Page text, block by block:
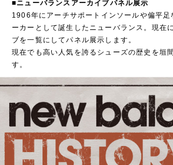
■ニューバランスアーカイブパネル展示
1906年にアーチサポートインソールや偏平足
ーカーとして誕生したニューバランス。現在
ブを一覧にしてパネル展示します。
現在でも高い人気を誇るシューズの歴史を垣
す。